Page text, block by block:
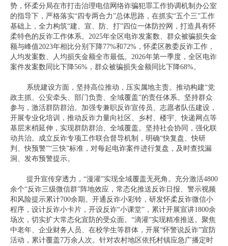
势，怀柔分局在市打击治理电信网络诈骗犯罪工作协调机制办公室
的指导下，严格落实“四专两合力”总体思路，在抓实“五个三”工作
基础上，全力构筑“建、宣、防、打”四位一体防控网，打造具有怀
柔特色的反诈工作体系。2025年全区电诈发案数、群众被骗损失金
额与峰值2023年相比分别下降77%和72%，怀柔区教委反诈工作，
人均发案数、人均损失金额全市最低。2026年第一季度，全区电诈
案件发案数同比下降56%，群众被骗损失金额同比下降68%。
系统建设方面，坚持高位推动，压实属地主责。推动构建“党
政主抓、公安牵头、部门负责、全域覆盖”的责任体系。坚持群众
参与，激活群防群治。加强专兼职反诈宣传员、志愿者队伍建设，
开展专业化培训，推动反诈力量向社区、乡村、楼宇、快递网点等
基层末梢延伸，实现群防群治、全域覆盖。坚持社会协同，强化联
动共治。成立反诈专项工作联合督导机制，明确“快复盘、快研
判、快预警”“三快”标准，对每起电诈案件进行复盘，及时查找漏
洞、发布预警提示。
提升宣传穿透力，“漫灌”实现全域覆盖无死角。充分激活4800
余个“反诈三级微信群”阵地效应，常态化推送反诈日报、警示视频
和风险提示累计700余期。开通反诈小彩铃，研发怀柔反诈微信小
程序，设计反诈小卡片，开设反诈“小课堂”，累计开展宣讲1800余
场次，切实扩大常态化宣防的受众面。“滴灌”实现精准推送。聚焦
中老年、企业财务人员、在校学生等群体，开展“怀警说反诈”宣防
活动，累计覆盖7万余人次。针对农村地区依托村镇应急广播定时